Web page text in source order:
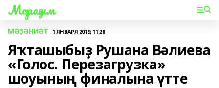
Мораҙым
МӘҘӘНИӘТ 1 ЯНВАРЯ 2019, 11:28
Яҡташыбыҙ Рушана Вәлиева
«Голос. Перезагрузка»
шоуының финалына үтте